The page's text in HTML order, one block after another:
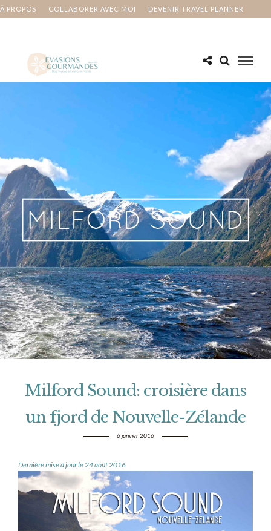
À PROPOS COLLABORER AVEC MOI DEVENIR TRAVEL PLANNER
Milford Sound: croisière dans
un fjord de Nouvelle-Zélande
6 janvier 2016
Dernière mise à jour le 24 août 2016